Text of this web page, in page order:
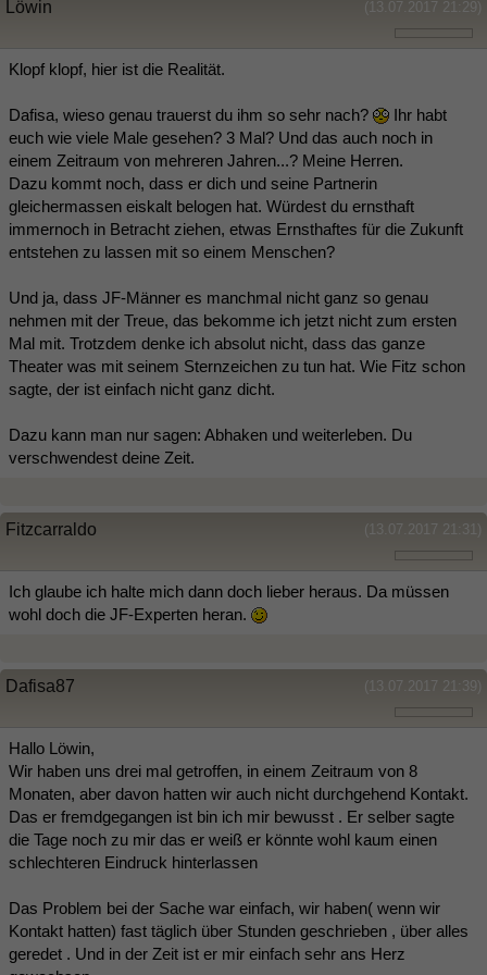
(13.07.2017 21:29)
Löwin
Klopf klopf, hier ist die Realität.
Dafisa, wieso genau trauerst du ihm so sehr nach?
Ihr habt
euch wie viele Male gesehen? 3 Mal? Und das auch noch in
einem Zeitraum von mehreren Jahren...? Meine Herren.
Dazu kommt noch, dass er dich und seine Partnerin
gleichermassen eiskalt belogen hat. Würdest du ernsthaft
immernoch in Betracht ziehen, etwas Ernsthaftes für die Zukunft
entstehen zu lassen mit so einem Menschen?
Und ja, dass JF-Männer es manchmal nicht ganz so genau
nehmen mit der Treue, das bekomme ich jetzt nicht zum ersten
Mal mit. Trotzdem denke ich absolut nicht, dass das ganze
Theater was mit seinem Sternzeichen zu tun hat. Wie Fitz schon
sagte, der ist einfach nicht ganz dicht.
Dazu kann man nur sagen: Abhaken und weiterleben. Du
verschwendest deine Zeit.
(13.07.2017 21:31)
Fitzcarraldo
Ich glaube ich halte mich dann doch lieber heraus. Da müssen
wohl doch die JF-Experten heran.
(13.07.2017 21:39)
Dafisa87
Hallo Löwin,
Wir haben uns drei mal getroffen, in einem Zeitraum von 8
Monaten, aber davon hatten wir auch nicht durchgehend Kontakt.
Das er fremdgegangen ist bin ich mir bewusst . Er selber sagte
die Tage noch zu mir das er weiß er könnte wohl kaum einen
schlechteren Eindruck hinterlassen
Das Problem bei der Sache war einfach, wir haben( wenn wir
Kontakt hatten) fast täglich über Stunden geschrieben , über alles
geredet . Und in der Zeit ist er mir einfach sehr ans Herz